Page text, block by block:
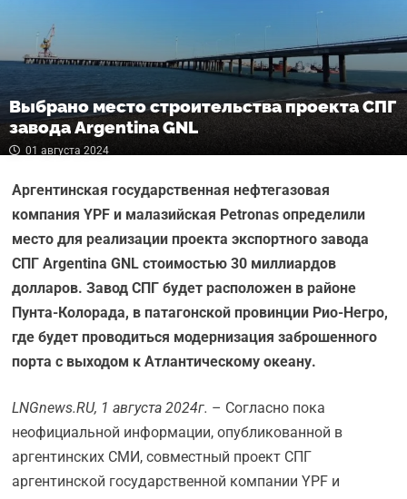
Выбрано место строительства проекта СПГ
завода Argentina GNL
01 августа 2024
Аргентинская государственная нефтегазовая
компания YPF и малазийская Petronas определили
место для реализации проекта экспортного завода
СПГ Argentina GNL стоимостью 30 миллиардов
долларов. Завод СПГ будет расположен в районе
Пунта-Колорада, в патагонской провинции Рио-Негро,
где будет проводиться модернизация заброшенного
порта с выходом к Атлантическому океану.
LNGnews.RU, 1 августа 2024г. – Согласно пока
неофициальной информации, опубликованной в
аргентинских СМИ, совместный проект СПГ
аргентинской государственной компании YPF и